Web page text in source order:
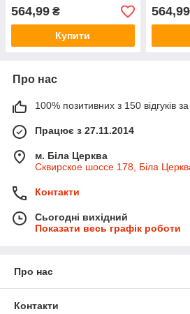
564,99 ₴
Купити
564,99
Про нас
100% позитивних з 150 відгуків за
Працює з 27.11.2014
м. Біла Церква
Сквирское шоссе 178, Біла
Контакти
Сьогодні вихідний
Показати весь графік роботи
Про нас
Контакти